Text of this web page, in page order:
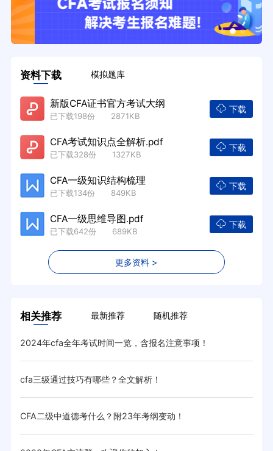
资料下载 模拟题库
新版CFA证书官方考试大纲
已下载198份 2871KB
下载
CFA考试知识点全解析.pdf
已下载328份 1327KB
下载
CFA一级知识结构梳理
已下载134份 849KB
下载
CFA一级思维导图.pdf
已下载642份 689KB
下载
更多资料 >
相关推荐 最新推荐 随机推荐
2024年cfa全年考试时间一览，含报名注意事项！
cfa三级通过技巧有哪些？全文解析！
CFA二级中道德考什么？附23年考纲变动！